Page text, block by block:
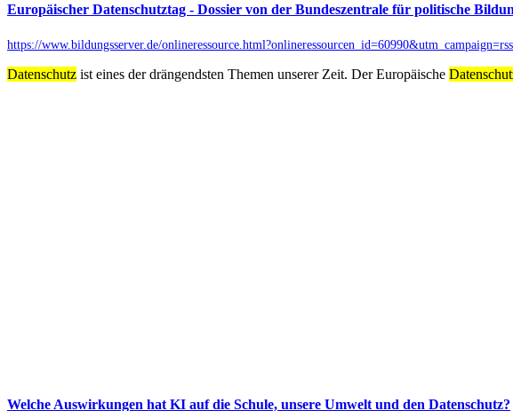
Europäischer Datenschutztag - Dossier von der Bundeszentrale für politische
https://www.bildungsserver.de/
Datenschutz ist eines der drängendsten Themen unserer Zeit. Der Europäische
Welche Auswirkungen hat KI auf die Schule, unsere Umwelt und den Datenschutz?